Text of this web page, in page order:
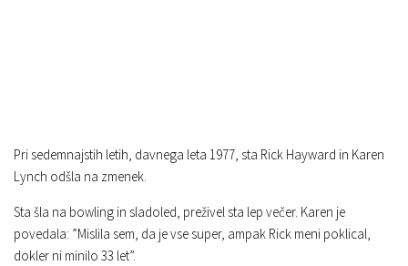
Pri sedemnajstih letih, davnega leta 1977, sta Rick Hayward in Karen
Lynch odšla na zmenek.
Sta šla na bowling in sladoled, preživel sta lep večer. Karen je
povedala: ”Mislila sem, da je vse super, ampak Rick meni poklical,
dokler ni minilo 33 let”.